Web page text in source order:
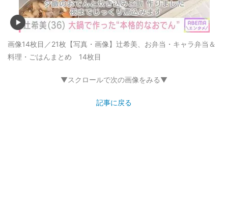
画像14枚目／21枚 【写真・画像】辻希美、お弁当・キャラ弁当＆
料理・ごはんまとめ 14枚目
▼スクロールで次の画像をみる▼
記事に戻る